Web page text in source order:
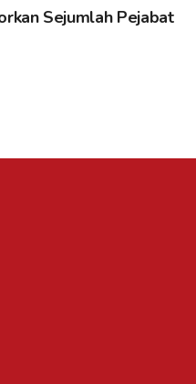
Sejumlah Pejabat